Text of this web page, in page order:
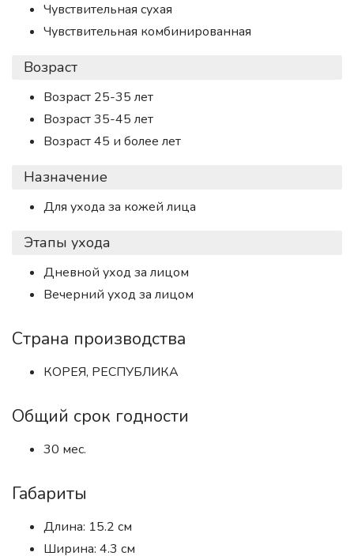
Чувствительная сухая
Чувствительная комбинированная
Возраст
Возраст 25-35 лет
Возраст 35-45 лет
Возраст 45 и более лет
Назначение
Для ухода за кожей лица
Этапы ухода
Дневной уход за лицом
Вечерний уход за лицом
Страна производства
КОРЕЯ, РЕСПУБЛИКА
Общий срок годности
30 мес.
Габариты
Длина: 15.2 см
Ширина: 4.3 см